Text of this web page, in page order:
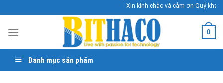
to
content
Xin kính chào và cảm ơn Quý
0
Danh mục sản phẩm